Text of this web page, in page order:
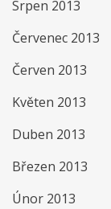
Srpen 2013
Červenec 2013
Červen 2013
Květen 2013
Duben 2013
Březen 2013
Únor 2013